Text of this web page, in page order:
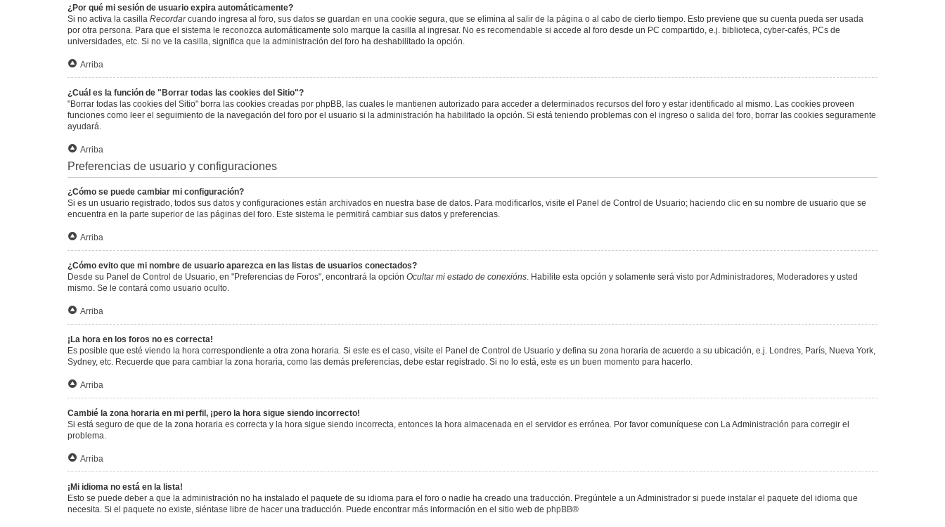
¿Por qué mi sesión de usuario expira automáticamente?
Si no activa la casilla Recordarcuando ingresa al foro, sus datos se guardan en una cookie segura, que se elimina al salir de la página o al cabo de cierto tiempo. Esto previene que su cuenta pueda ser usada
por otra persona. Para que el sistema le reconozca automáticamente solo marque la casilla al ingresar. No es recomendable si accede al foro desde un PC compartido, e.j. biblioteca, cyber-cafés, PCs de
universidades, etc. Si no ve la casilla, significa que la administración del foro ha deshabilitado la opción.
Arriba
¿Cuál es la función de "Borrar todas las cookies del Sitio"?
"Borrar todas las cookies del Sitio" borra las cookies creadas por phpBB, las cuales le mantienen autorizado para acceder a determinados recursos del foro y estar identificado al mismo. Las cookies proveen
funciones como leer el seguimiento de la navegación del foro por el usuario si la administración ha habilitado la opción. Si está teniendo problemas con el ingreso o salida del foro, borrar las cookies seguramente
ayudará.
Arriba
Preferencias de usuario y configuraciones
¿Cómo se puede cambiar mi configuración?
Si es un usuario registrado, todos sus datos y configuraciones están archivados en nuestra base de datos. Para modificarlos, visite el Panel de Control de Usuario; haciendo clic en su nombre de usuario que se
encuentra en la parte superior de las páginas del foro. Este sistema le permitirá cambiar sus datos y preferencias.
Arriba
¿Cómo evito que mi nombre de usuario aparezca en las listas de usuarios conectados?
Desde su Panel de Control de Usuario, en "Preferencias de Foros", encontrará la opción Ocultar mi estado de conexións. Habilite esta opción y solamente será visto por Administradores, Moderadores y usted
mismo. Se le contará como usuario oculto.
Arriba
¡La hora en los foros no es correcta!
Es posible que esté viendo la hora correspondiente a otra zona horaria. Si este es el caso, visite el Panel de Control de Usuario y defina su zona horaria de acuerdo a su ubicación, e.j. Londres, París, Nueva York,
Sydney, etc. Recuerde que para cambiar la zona horaria, como las demás preferencias, debe estar registrado. Si no lo está, este es un buen momento para hacerlo.
Arriba
Cambié la zona horaria en mi perfil, ¡pero la hora sigue siendo incorrecto!
Si está seguro de que de la zona horaria es correcta y la hora sigue siendo incorrecta, entonces la hora almacenada en el servidor es errónea. Por favor comuníquese con La Administración para corregir el
problema.
Arriba
¡Mi idioma no está en la lista!
Esto se puede deber a que la administración no ha instalado el paquete de su idioma para el foro o nadie ha creado una traducción. Pregúntele a un Administrador si puede instalar el paquete del idioma que
necesita. Si el paquete no existe, siéntase libre de hacer una traducción. Puede encontrar más información en el sitio web de phpBB®